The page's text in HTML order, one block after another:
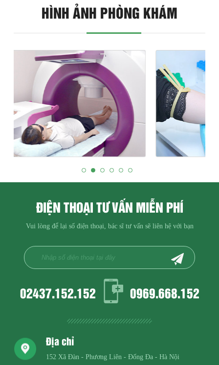
HÌNH ẢNH PHÒNG KHÁM
ĐIỆN THOẠI TƯ VẤN MIỄN PHÍ
Vui lòng để lại số điện thoại, bác sĩ tư vấn sẽ liên hệ với bạn
02437.152.152 0969.668.152
Địa chỉ
152 Xã Đàn - Phương Liên - Đống Đa - Hà Nội